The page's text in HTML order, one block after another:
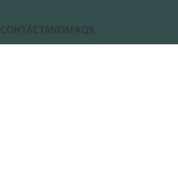
CONTÁCTANOSFAQS